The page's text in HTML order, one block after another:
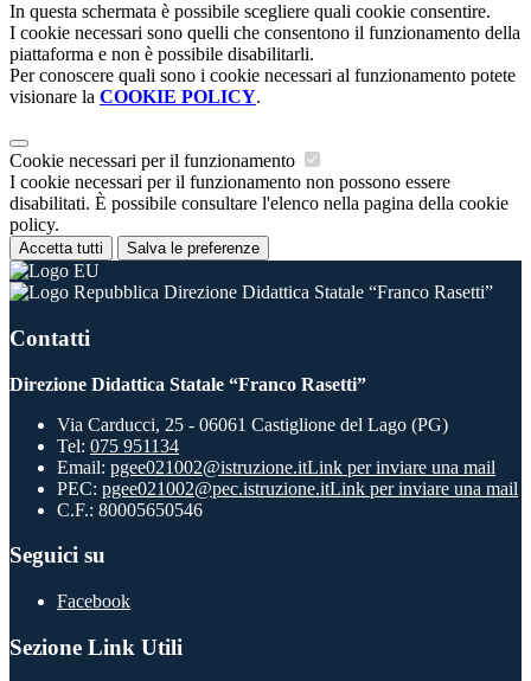
In questa schermata è possibile scegliere quali cookie consentire.
I cookie necessari sono quelli che consentono il funzionamento della
piattaforma e non è possibile disabilitarli.
Per conoscere quali sono i cookie necessari al funzionamento potete
visionare la COOKIE POLICY.
Cookie necessari per il funzionamento
I cookie necessari per il funzionamento non possono essere
disabilitati. È possibile consultare l'elenco nella pagina della cookie
policy.
Accetta tutti Salva le preferenze
Direzione Didattica Statale “Franco Rasetti”
Contatti
Direzione Didattica Statale “Franco Rasetti”
Via Carducci, 25 - 06061 Castiglione del Lago (PG)
Tel: 075 951134
Email: pgee021002@istruzione.itLink per inviare una mail
PEC: pgee021002@pec.istruzione.itLink per inviare una mail
C.F.: 80005650546
Seguici su
Facebook
Sezione Link Utili